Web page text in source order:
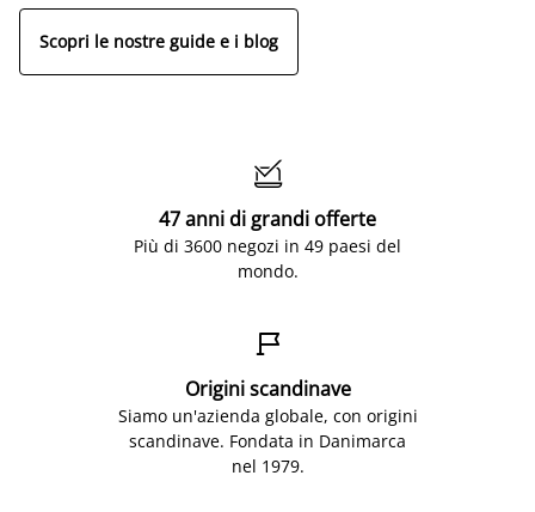
Scopri le nostre guide e i blog

47 anni di grandi offerte
Più di 3600 negozi in 49 paesi del
mondo.

Origini scandinave
Siamo un'azienda globale, con origini
scandinave. Fondata in Danimarca
nel 1979.